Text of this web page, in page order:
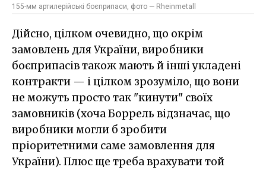
155-мм артилерійські боєприпаси, фото — Rheinmetall
Дійсно, цілком очевидно, що окрім
замовлень для України, виробники
боєприпасів також мають й інші укладені
контракти — і цілком зрозуміло, що вони
не можуть просто так "кинути" своїх
замовників (хоча Боррель відзначає, що
виробники могли б зробити
пріоритетними саме замовлення для
України). Плюс ще треба врахувати той